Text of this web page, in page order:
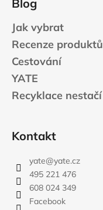
Blog
Jak vybrat
Recenze produktů
Cestování
YATE
Recyklace nestačí
Kontakt
yate@yate.cz
495 221 476
608 024 349
Facebook